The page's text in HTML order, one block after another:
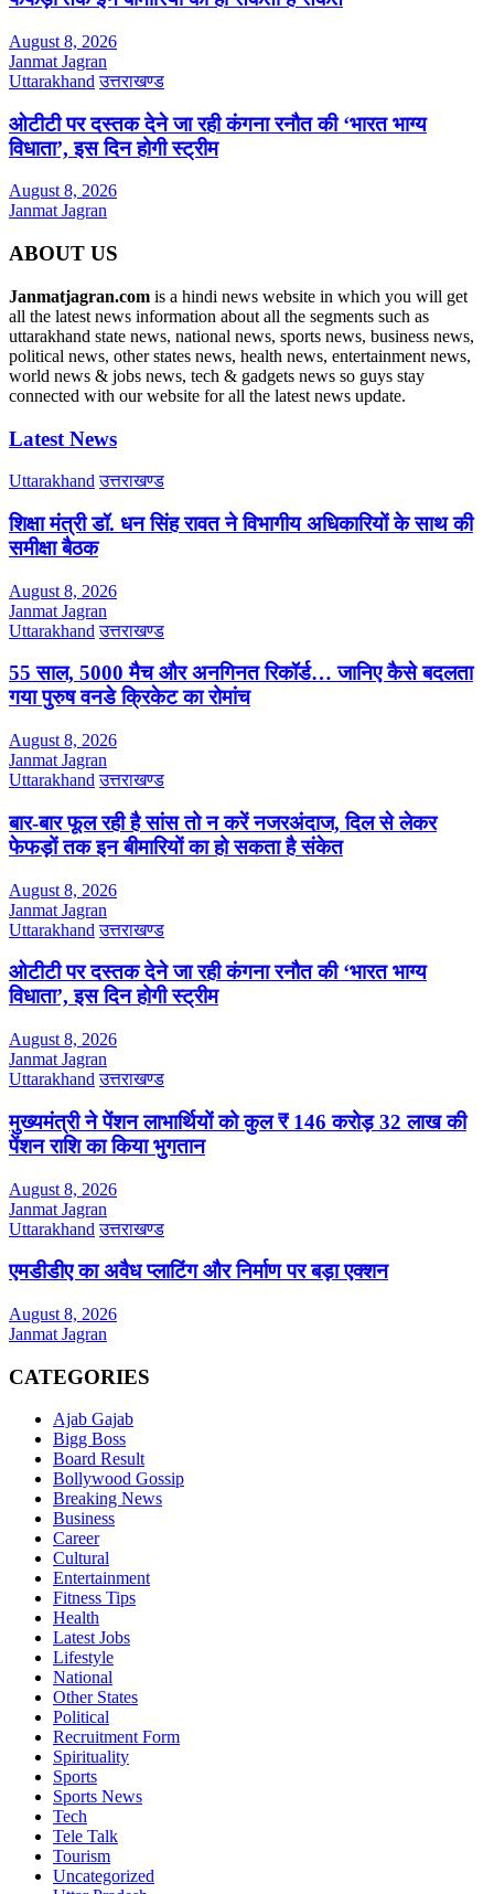
August 8, 2026
Janmat Jagran
Uttarakhand उत्तराखण्ड
ओटीटी पर दस्तक देने जा रही कंगना रनौत की ‘भारत भाग्य
विधाता’, इस दिन होगी स्ट्रीम
August 8, 2026
Janmat Jagran
ABOUT US
Janmatjagran.com is a hindi news website in which you will get
all the latest news information about all the segments such as
uttarakhand state news, national news, sports news, business news,
political news, other states news, health news, entertainment news,
world news & jobs news, tech & gadgets news so guys stay
connected with our website for all the latest news update.
Latest News
Uttarakhand उत्तराखण्ड
शिक्षा मंत्री डॉ. धन सिंह रावत ने विभागीय अधिकारियों के साथ की
समीक्षा बैठक
August 8, 2026
Janmat Jagran
Uttarakhand उत्तराखण्ड
55 साल, 5000 मैच और अनगिनत रिकॉर्ड… जानिए कैसे बदलता
गया पुरुष वनडे क्रिकेट का रोमांच
August 8, 2026
Janmat Jagran
Uttarakhand उत्तराखण्ड
बार-बार फूल रही है सांस तो न करें नजरअंदाज, दिल से लेकर
फेफड़ों तक इन बीमारियों का हो सकता है संकेत
August 8, 2026
Janmat Jagran
Uttarakhand उत्तराखण्ड
ओटीटी पर दस्तक देने जा रही कंगना रनौत की ‘भारत भाग्य
विधाता’, इस दिन होगी स्ट्रीम
August 8, 2026
Janmat Jagran
Uttarakhand उत्तराखण्ड
मुख्यमंत्री ने पेंशन लाभार्थियों को कुल ₹ 146 करोड़ 32 लाख की
पेंशन राशि का किया भुगतान
August 8, 2026
Janmat Jagran
Uttarakhand उत्तराखण्ड
एमडीडीए का अवैध प्लाटिंग और निर्माण पर बड़ा एक्शन
August 8, 2026
Janmat Jagran
CATEGORIES
Ajab Gajab
Bigg Boss
Board Result
Bollywood Gossip
Breaking News
Business
Career
Cultural
Entertainment
Fitness Tips
Health
Latest Jobs
Lifestyle
National
Other States
Political
Recruitment Form
Spirituality
Sports
Sports News
Tech
Tele Talk
Tourism
Uncategorized